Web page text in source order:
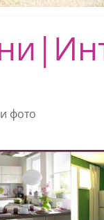
фото